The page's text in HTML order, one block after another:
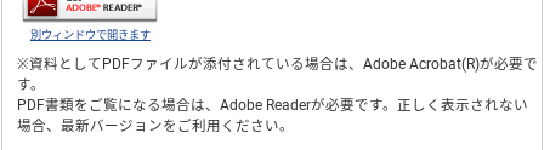
別ウィンドウで開きます
※資料としてPDFファイルが添付されている場合は、Adobe Acrobat(R)が必要で
す。
PDF書類をご覧になる場合は、Adobe Readerが必要です。正しく表示されない
場合、最新バージョンをご利用ください。